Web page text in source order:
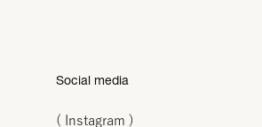
Social media
( Instagram )